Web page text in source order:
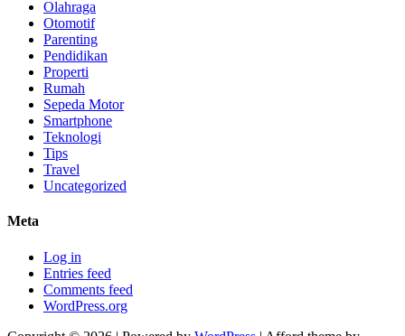
Olahraga
Otomotif
Parenting
Pendidikan
Properti
Rumah
Sepeda Motor
Smartphone
Teknologi
Tips
Travel
Uncategorized
Meta
Log in
Entries feed
Comments feed
WordPress.org